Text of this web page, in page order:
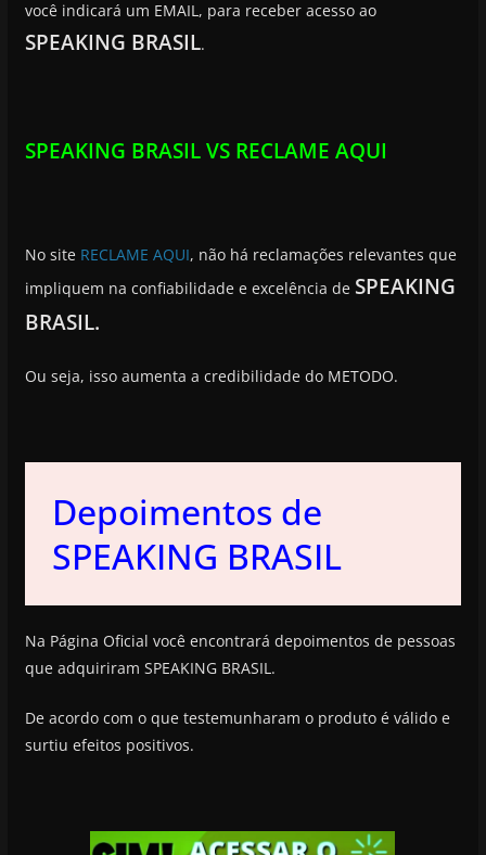
você indicará um EMAIL, para receber acesso ao
SPEAKING BRASIL.
SPEAKING BRASIL VS RECLAME AQUI
No site RECLAME AQUI, não há reclamações relevantes que
impliquem na confiabilidade e excelência de SPEAKING
BRASIL.
Ou seja, isso aumenta a credibilidade do METODO.
Depoimentos de
SPEAKING BRASIL
Na Página Oficial você encontrará depoimentos de pessoas
que adquiriram SPEAKING BRASIL.
De acordo com o que testemunharam o produto é válido e
surtiu efeitos positivos.